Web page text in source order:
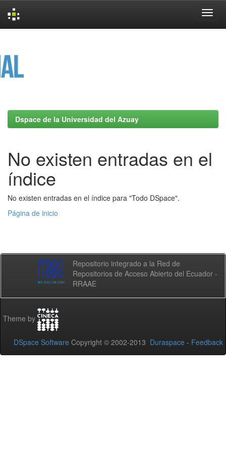
Dspace de la Universidad del Azuay
No existen entradas en el
índice
No existen entradas en el índice para "Todo DSpace".
Página de inicio
Repositorio integrado a la Red de
Repositorios de Acceso Abierto del Ecuador -
RRAAE
Theme by
DSpace Software Copyright © 2002-2013 Duraspace - Feedback